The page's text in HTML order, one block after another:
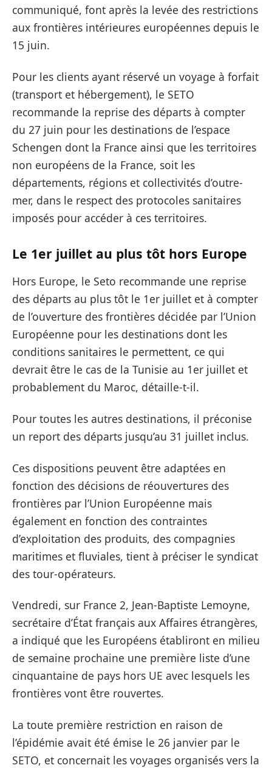
communiqué, font après la levée des restrictions
aux frontières intérieures européennes depuis le
15 juin.
Pour les clients ayant réservé un voyage à forfait
(transport et hébergement), le SETO
recommande la reprise des départs à compter
du 27 juin pour les destinations de l’espace
Schengen dont la France ainsi que les territoires
non européens de la France, soit les
départements, régions et collectivités d’outre-
mer, dans le respect des protocoles sanitaires
imposés pour accéder à ces territoires.
Le 1er juillet au plus tôt hors Europe
Hors Europe, le Seto recommande une reprise
des départs au plus tôt le 1er juillet et à compter
de l’ouverture des frontières décidée par l’Union
Européenne pour les destinations dont les
conditions sanitaires le permettent, ce qui
devrait être le cas de la Tunisie au 1er juillet et
probablement du Maroc, détaille-t-il.
Pour toutes les autres destinations, il préconise
un report des départs jusqu’au 31 juillet inclus.
Ces dispositions peuvent être adaptées en
fonction des décisions de réouvertures des
frontières par l’Union Européenne mais
également en fonction des contraintes
d’exploitation des produits, des compagnies
maritimes et fluviales, tient à préciser le syndicat
des tour-opérateurs.
Vendredi, sur France 2, Jean-Baptiste Lemoyne,
secrétaire d’État français aux Affaires étrangères,
a indiqué que les Européens établiront en milieu
de semaine prochaine une première liste d’une
cinquantaine de pays hors UE avec lesquels les
frontières vont être rouvertes.
La toute première restriction en raison de
l’épidémie avait été émise le 26 janvier par le
SETO, et concernait les voyages organisés vers la